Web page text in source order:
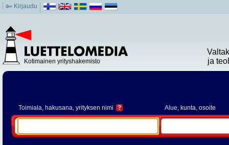
Kirjaudu
Kotimainen yrityshakemisto
ja
Toimiala, hakusana, yrityksen nimi ? Alue, kunta, osoite